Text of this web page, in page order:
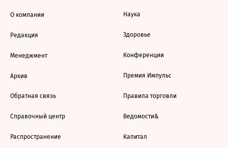
О компании
Редакция
Менеджмент
Архив
Обратная связь
Справочный центр
Распространение
Наука
Здоровье
Конференции
Премия Импульс
Правила торговли
Ведомости&
Капитал